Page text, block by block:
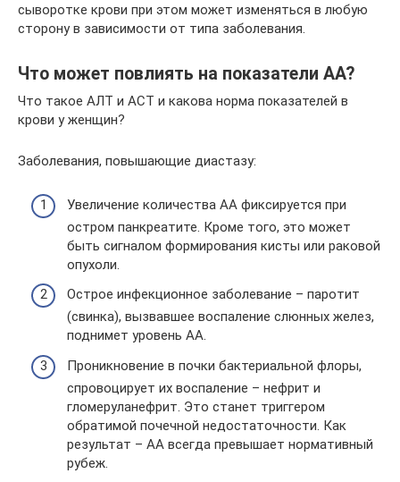
сыворотке крови при этом может изменяться в любую
сторону в зависимости от типа заболевания.
Что может повлиять на показатели АА?
Что такое АЛТ и АСТ и какова норма показателей в
крови у женщин?
Заболевания, повышающие диастазу:
Увеличение количества АА фиксируется при
остром панкреатите. Кроме того, это может
быть сигналом формирования кисты или раковой
опухоли.
Острое инфекционное заболевание – паротит
(свинка), вызвавшее воспаление слюнных желез,
поднимет уровень АА.
Проникновение в почки бактериальной флоры,
спровоцирует их воспаление – нефрит и
гломеруланефрит. Это станет триггером
обратимой почечной недостаточности. Как
результат – АА всегда превышает нормативный
рубеж.